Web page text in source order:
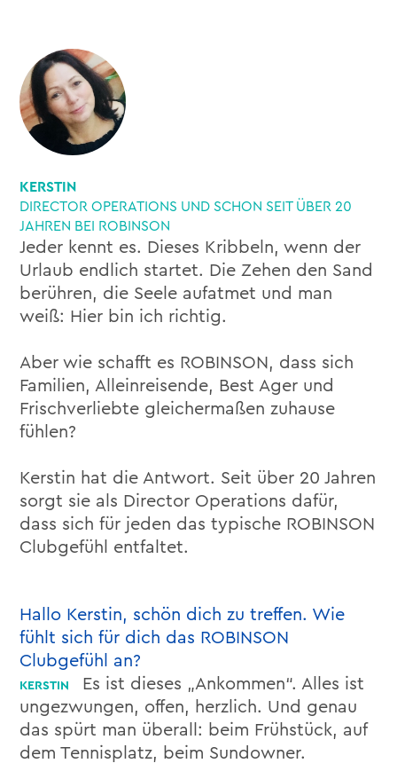
KERSTIN
DIRECTOR OPERATIONS UND SCHON SEIT ÜBER 20
JAHREN BEI ROBINSON
Jeder kennt es. Dieses Kribbeln, wenn der
Urlaub endlich startet. Die Zehen den Sand
berühren, die Seele aufatmet und man
weiß: Hier bin ich richtig.
Aber wie schafft es ROBINSON, dass sich
Familien, Alleinreisende, Best Ager und
Frischverliebte gleichermaßen zuhause
fühlen?
Kerstin hat die Antwort. Seit über 20 Jahren
sorgt sie als Director Operations dafür,
dass sich für jeden das typische ROBINSON
Clubgefühl entfaltet.
Hallo Kerstin, schön dich zu treffen. Wie
fühlt sich für dich das ROBINSON
Clubgefühl an?
Es ist dieses „Ankommen“. Alles ist
ungezwungen, offen, herzlich. Und genau
das spürt man überall: beim Frühstück, auf
dem Tennisplatz, beim Sundowner.